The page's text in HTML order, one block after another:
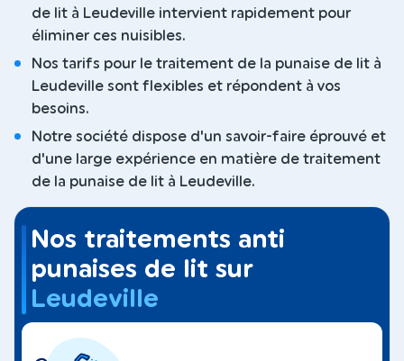
de lit à Leudeville intervient rapidement pour
éliminer ces nuisibles.
Nos tarifs pour le traitement de la punaise de lit à
Leudeville sont flexibles et répondent à vos
besoins.
Notre société dispose d'un savoir-faire éprouvé et
d'une large expérience en matière de traitement
de la punaise de lit à Leudeville.
Nos traitements anti
punaises de lit sur
Leudeville